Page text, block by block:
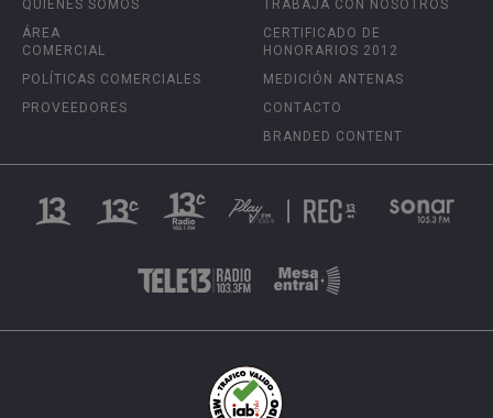
QUIÉNES SOMOS
ÁREA
COMERCIAL
POLÍTICAS COMERCIALES
PROVEEDORES
TRABAJA CON NOSOTROS
CERTIFICADO DE
HONORARIOS 2012
MEDICIÓN ANTENAS
CONTACTO
BRANDED CONTENT